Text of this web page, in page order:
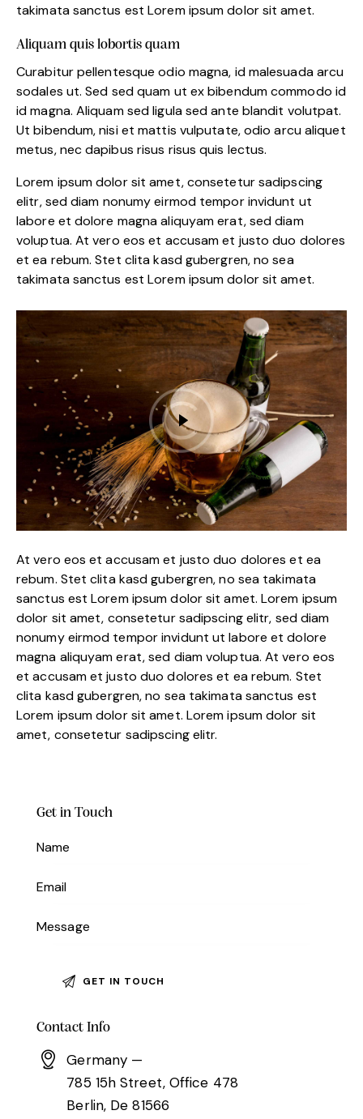
takimata sanctus est Lorem ipsum dolor sit amet.
Aliquam quis lobortis quam
Curabitur pellentesque odio magna, id malesuada arcu
sodales ut. Sed sed quam ut ex bibendum commodo id
id magna. Aliquam sed ligula sed ante blandit volutpat.
Ut bibendum, nisi et mattis vulputate, odio arcu aliquet
metus, nec dapibus risus risus quis lectus.
Lorem ipsum dolor sit amet, consetetur sadipscing
elitr, sed diam nonumy eirmod tempor invidunt ut
labore et dolore magna aliquyam erat, sed diam
voluptua. At vero eos et accusam et justo duo dolores
et ea rebum. Stet clita kasd gubergren, no sea
takimata sanctus est Lorem ipsum dolor sit amet.
At vero eos et accusam et justo duo dolores et ea
rebum. Stet clita kasd gubergren, no sea takimata
sanctus est Lorem ipsum dolor sit amet. Lorem ipsum
dolor sit amet, consetetur sadipscing elitr, sed diam
nonumy eirmod tempor invidunt ut labore et dolore
magna aliquyam erat, sed diam voluptua. At vero eos
et accusam et justo duo dolores et ea rebum. Stet
clita kasd gubergren, no sea takimata sanctus est
Lorem ipsum dolor sit amet. Lorem ipsum dolor sit
amet, consetetur sadipscing elitr.
Get in Touch
Contact Info
Germany —
785 15h Street, Office 478
Berlin, De 81566